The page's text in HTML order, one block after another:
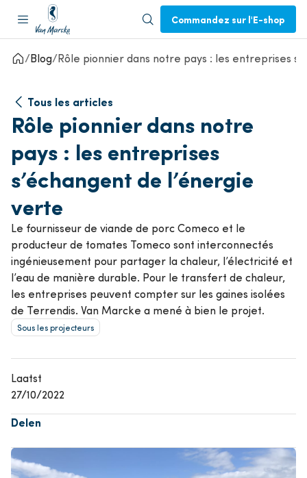
Commandez sur l'E-shop
Blog Rôle pionnier dans notre pays : les entreprises
Tous les articles
Rôle pionnier dans notre
pays : les entreprises
s’échangent de l’énergie
verte
Le fournisseur de viande de porc Comeco et le
producteur de tomates Tomeco sont interconnectés
ingénieusement pour partager la chaleur, l’électricité et
l’eau de manière durable. Pour le transfert de chaleur,
les entreprises peuvent compter sur les gaines isolées
de Terrendis. Van Marcke a mené à bien le projet.
Sous les projecteurs
Laatst
27/10/2022
Delen
Afbeelding